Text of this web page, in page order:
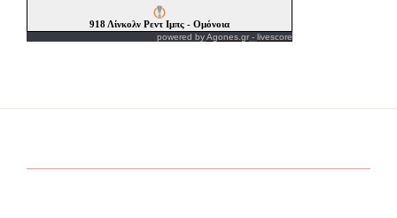
powered byAgones.gr - livescore